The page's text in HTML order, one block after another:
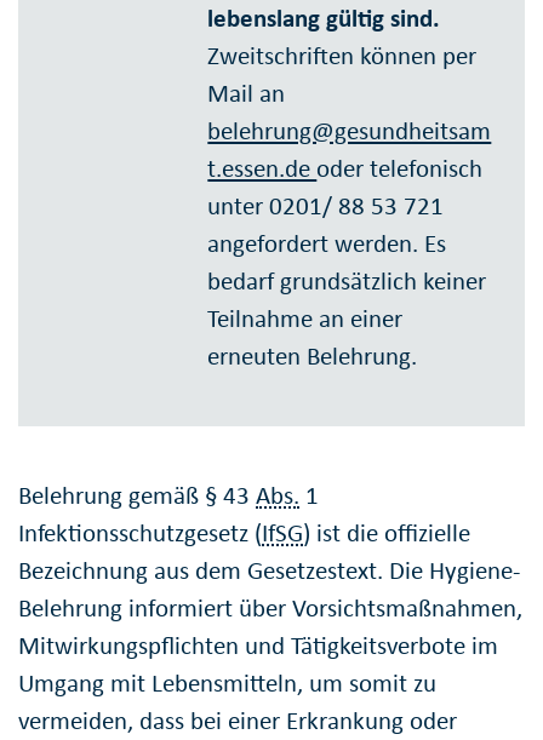
lebenslang gültig sind.
Zweitschriften können per
Mail an
belehrung@gesundheitsam
t.essen.de oder telefonisch
unter 0201/ 88 53 721
angefordert werden. Es
bedarf grundsätzlich keiner
Teilnahme an einer
erneuten Belehrung.
Belehrung gemäß § 43 Abs. 1
Infektionsschutzgesetz (IfSG) ist die offizielle
Bezeichnung aus dem Gesetzestext. Die Hygiene-
Belehrung informiert über Vorsichtsmaßnahmen,
Mitwirkungspflichten und Tätigkeitsverbote im
Umgang mit Lebensmitteln, um somit zu
vermeiden, dass bei einer Erkrankung oder